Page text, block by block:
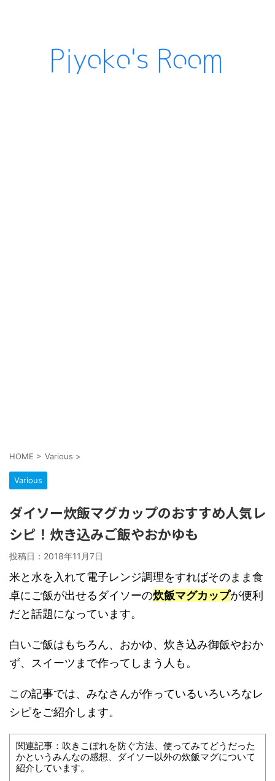
HOME > Various >
Various
ダイソー炊飯マグカップのおすすめ人気レ
シピ！炊き込みご飯やおかゆも
投稿日： 2018年11月7日
米と水を入れて電子レンジ調理をすればそのまま食
卓にご飯が出せるダイソーの炊飯マグカップが便利
だと話題になっています。
白いご飯はもちろん、おかゆ、炊き込み御飯やおか
ず、スイーツまで作ってしまう人も。
この記事では、みなさんが作っているいろいろなレ
シピをご紹介します。
関連記事：吹きこぼれを防ぐ方法、使ってみてどうだった
かというみんなの感想、ダイソー以外の炊飯マグについて
紹介しています。